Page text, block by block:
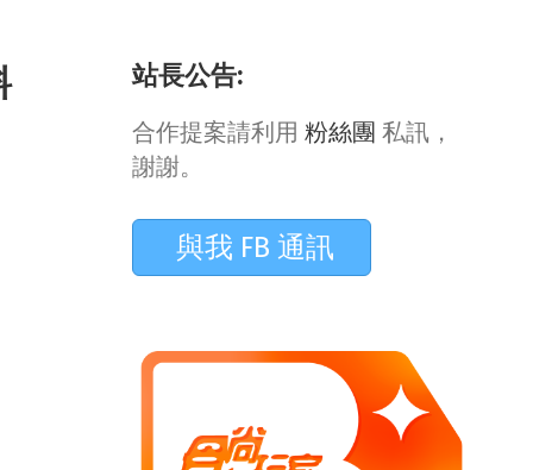
站長公告:
合作提案請利用 粉絲團 私訊，
謝謝。
與我 FB 通訊